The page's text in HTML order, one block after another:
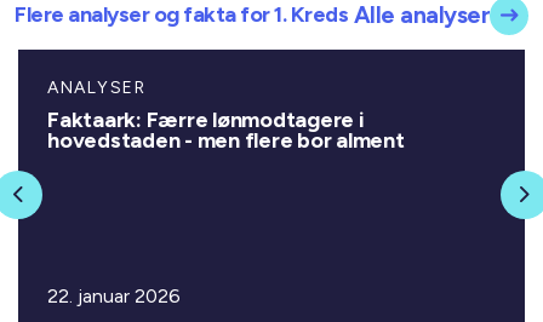
Flere analyser og fakta for 1. Kreds Alle analyser
Previous
ANALYSER
Faktaark: Færre lønmodtagere i
hovedstaden - men flere bor alment
22. januar 2026